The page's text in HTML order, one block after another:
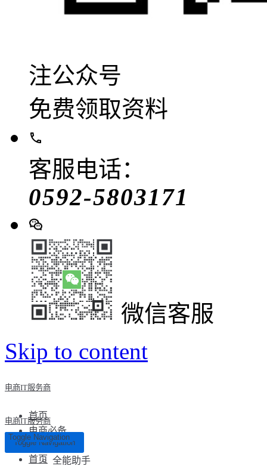
注公众号
免费领取资料
客服电话：
0592-5803171
微信客服
Skip to content
电商IT服务商
首页
电商必备
全能助手
电商IT服务商
Toggle Navigation
Toggle Navigation
首页